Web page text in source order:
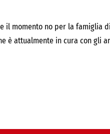
il momento no per la famiglia
è attualmente in cura con gli